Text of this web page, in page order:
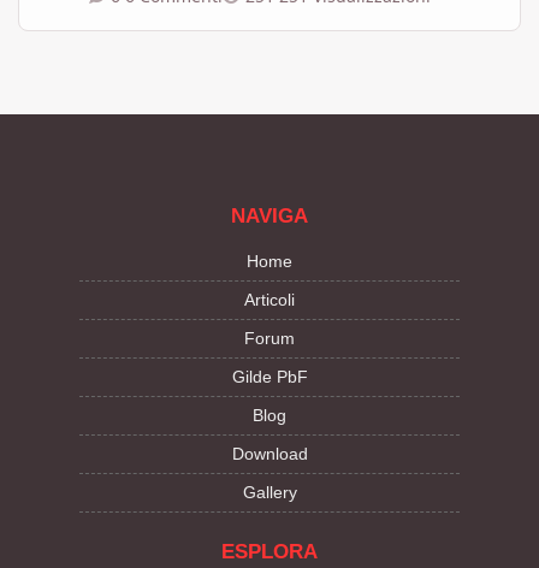
NAVIGA
Home
Articoli
Forum
Gilde PbF
Blog
Download
Gallery
ESPLORA